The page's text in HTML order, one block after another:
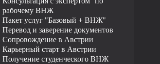
рабочему ВНЖ
Пакет услуг "Базовый + ВНЖ"
Перевод и заверение документов
Сопровождение в Австрии
Карьерный старт в Австрии
Получение студенческого ВНЖ